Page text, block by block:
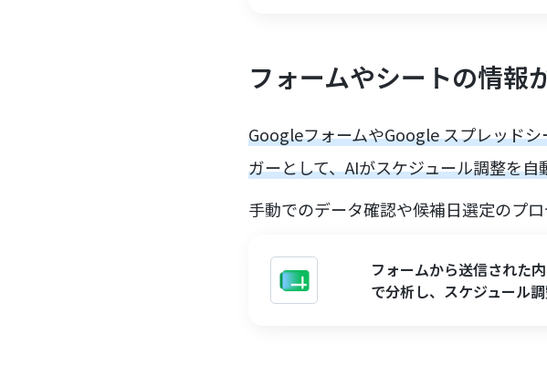
フォームやシートの情報
GoogleフォームやGoogle スプレッド
ガーとして、AIがスケジュール調整を自
手動でのデータ確認や候補日選定のプ
フォームから送信された
で分析し、スケジュール